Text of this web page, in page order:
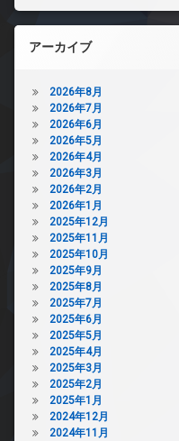
アーカイブ
2026年8月
2026年7月
2026年6月
2026年5月
2026年4月
2026年3月
2026年2月
2026年1月
2025年12月
2025年11月
2025年10月
2025年9月
2025年8月
2025年7月
2025年6月
2025年5月
2025年4月
2025年3月
2025年2月
2025年1月
2024年12月
2024年11月